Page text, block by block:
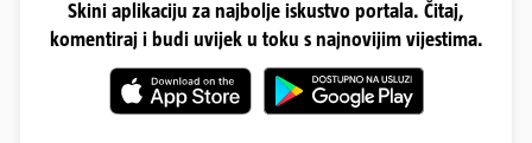
Skini aplikaciju za najbolje iskustvo portala. Čitaj,
komentiraj i budi uvijek u toku s najnovijim vijestima.